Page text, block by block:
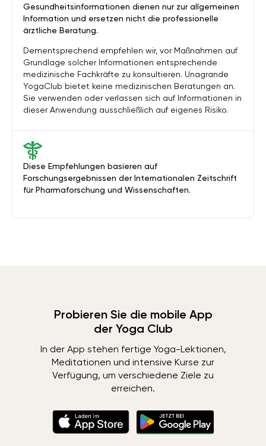
Diese Empfehlungen basieren auf
Forschungsergebnissen der Internationalen Zeitschrift
für Pharmaforschung und Wissenschaften.
Gesundheitsinformationen dienen nur zur allgemeinen
Information und ersetzen nicht die professionelle
ärztliche Beratung.
Dementsprechend empfehlen wir, vor Maßnahmen auf
Grundlage solcher Informationen entsprechende
medizinische Fachkräfte zu konsultieren. Unagrande
YogaClub bietet keine medizinischen Beratungen an.
Sie verwenden oder verlassen sich auf Informationen in
dieser Anwendung ausschließlich auf eigenes Risiko.
Probieren Sie die mobile App
der Yoga Club
In der App stehen fertige Yoga-Lektionen,
Meditationen und intensive Kurse zur
Verfügung, um verschiedene Ziele zu
erreichen.